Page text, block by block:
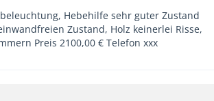
Hebehilfe sehr guter Zustand
Zustand, Holz keinerlei Risse,
Preis 2100,00 € Telefon xxx